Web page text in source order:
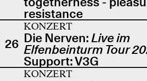
resistance
26
KONZERT
Die Nerven:Live im
Elfenbeinturm Tour
Support: V3G
KONZERT